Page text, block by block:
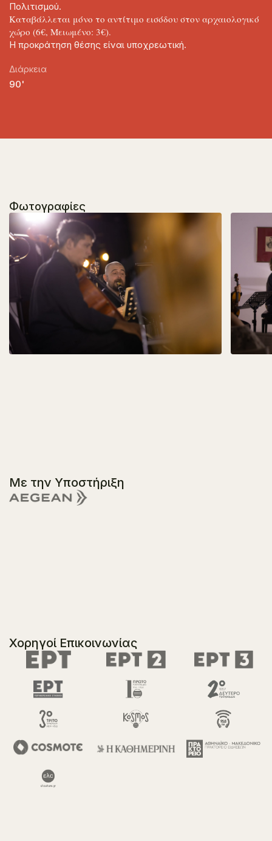
Πολιτισμού.
Καταβάλλεται μόνο το αντίτιμο εισόδου στον αρχαιολογικό
χώρο (6€, Μειωμένο: 3€).
Η προκράτηση θέσης είναι υποχρεωτική.
Διάρκεια
90'
Φωτογραφίες
Με την Υποστήριξη
Χορηγοί Επικοινωνίας